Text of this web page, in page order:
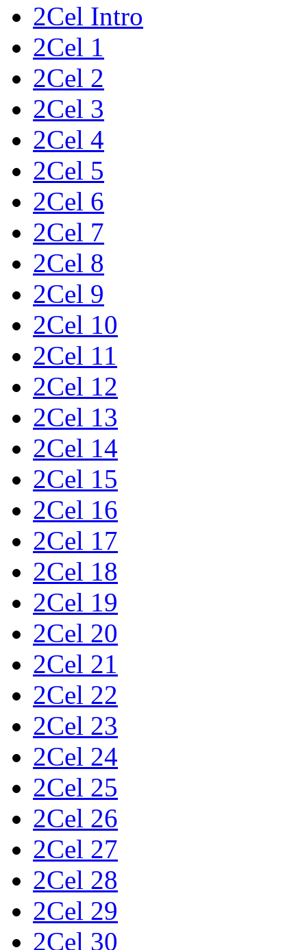
2Cel Intro
2Cel 1
2Cel 2
2Cel 3
2Cel 4
2Cel 5
2Cel 6
2Cel 7
2Cel 8
2Cel 9
2Cel 10
2Cel 11
2Cel 12
2Cel 13
2Cel 14
2Cel 15
2Cel 16
2Cel 17
2Cel 18
2Cel 19
2Cel 20
2Cel 21
2Cel 22
2Cel 23
2Cel 24
2Cel 25
2Cel 26
2Cel 27
2Cel 28
2Cel 29
2Cel 30